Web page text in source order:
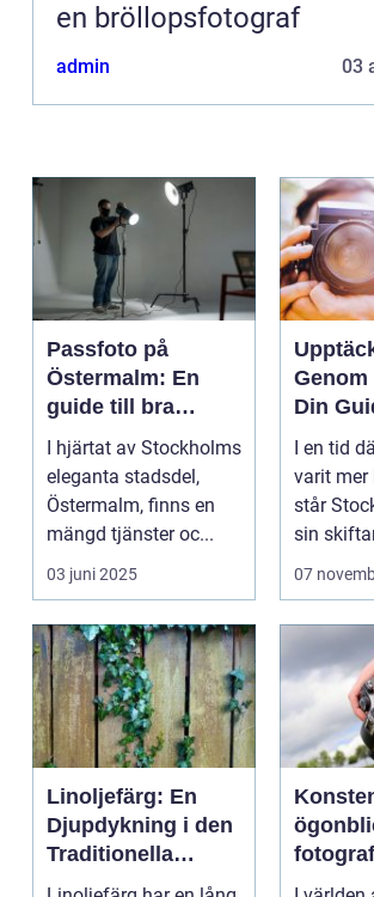
en bröllopsfotograf
admin 03
Passfoto på
Östermalm: En
guide till bra
porträttfotograferi
ng
I hjärtat av Stockholms
eleganta stadsdel,
Östermalm, finns en
mängd tjänster oc...
03 juni 2025
Din
av
I en tid
varit
står
sin
07
Linoljefärg: En
Djupdykning i den
Traditionella
Målartekniken